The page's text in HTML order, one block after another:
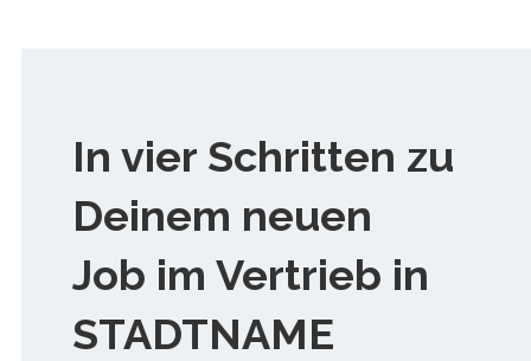
In vier Schritten zu
Deinem neuen
Job im Vertrieb in
STADTNAME